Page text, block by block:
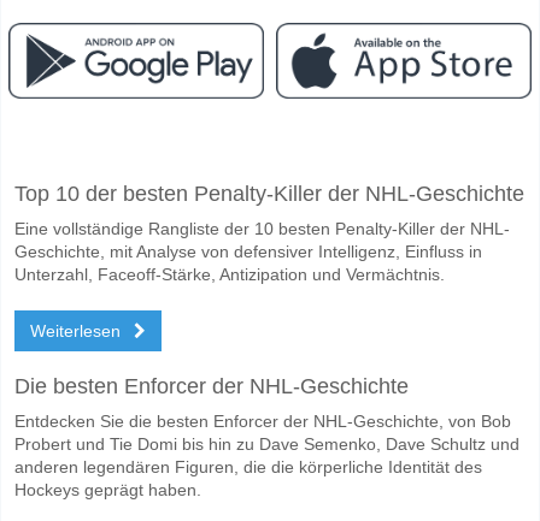
Das Spiel zwischen Sporting B v FC Porto B 09 May 2026 15:30.
Wer ist das Lieblingsteam, zwischen dem zu
Sporting B für den Gewinner den Spiel, mit einer Wahrscheinlichkeit
Werden beide Teams im Spiel punkten Sporting B v
Ja für Beide Teams Erzielen, mit einem Prozentsatz von 57%.
Auf der riskanten Seite, können Sie das Korrektes Ergebnis von
Top 10 der besten Penalty-Killer der NHL-Geschichte
Eine vollständige Rangliste der 10 besten Penalty-Killer der NHL-
Geschichte, mit Analyse von defensiver Intelligenz, Einfluss in
Unterzahl, Faceoff-Stärke, Antizipation und Vermächtnis.
Weiterlesen
Die besten Enforcer der NHL-Geschichte
Entdecken Sie die besten Enforcer der NHL-Geschichte, von Bob
Probert und Tie Domi bis hin zu Dave Semenko, Dave Schultz und
anderen legendären Figuren, die die körperliche Identität des
Hockeys geprägt haben.